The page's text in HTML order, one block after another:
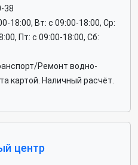
38
18:00, Вт: c 09:00-18:00, Ср:
Пт: c 09:00-18:00, Сб:
Ремонт водно-
картой. Наличный расчёт.
центр